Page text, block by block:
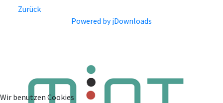
Zurück
Powered by jDownloads
Wir benutzen Cookies